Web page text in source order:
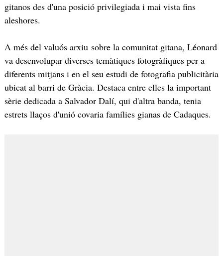
gitanos des d'una posició privilegiada i mai vista fins
aleshores.
A més del valuós arxiu sobre la comunitat gitana, Léonard
va desenvolupar diverses temàtiques fotogràfiques per a
diferents mitjans i en el seu estudi de fotografia publicitària
ubicat al barri de Gràcia. Destaca entre elles la important
sèrie dedicada a Salvador Dalí, qui d'altra banda, tenia
estrets llaços d'unió covaria famílies gianas de Cadaques.